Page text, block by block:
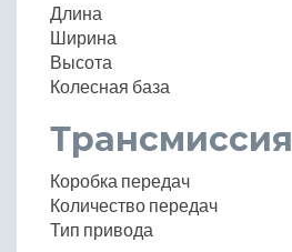
Длина
Ширина
Высота
Колесная база
Трансмиссия
Коробка передач
Количество передач
Тип привода